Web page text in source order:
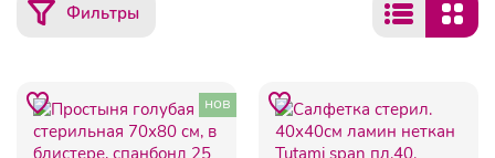
Фильтры
нов